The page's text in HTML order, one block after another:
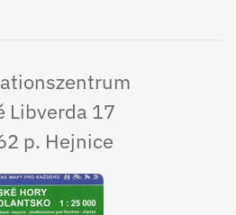
Libverda 17
p. Hejnice